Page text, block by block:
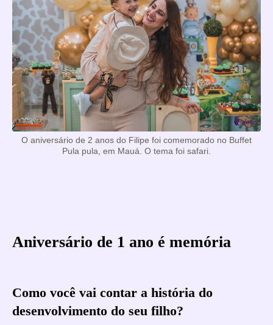
O aniversário de 2 anos do Filipe foi comemorado no Buffet
Pula pula, em Mauá. O tema foi safari.
Aniversário de 1 ano é memória
Como você vai contar a história do
desenvolvimento do seu filho?